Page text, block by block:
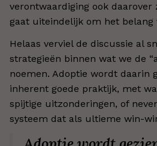
verontwaardiging ook daarover
gaat uiteindelijk om het belang
Helaas verviel de discussie al
strategieën binnen wat we de
noemen. Adoptie wordt daarin
inherent goede praktijk, met
spijtige uitzonderingen, of
systeem dat als ultieme win-